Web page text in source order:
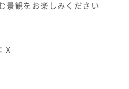
景観をお楽しみください
X